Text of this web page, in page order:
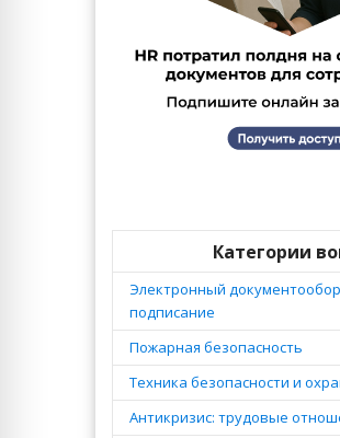
Категории
Электронный
подписание
Пожарная безопасность
Техника безопасности и
Антикризис: трудовые